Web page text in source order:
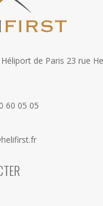
de Paris 23 rue
60 05 05